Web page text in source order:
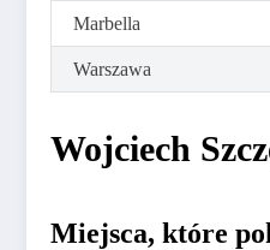
Marbella
Warszawa
Wojciech
Miejsca, które